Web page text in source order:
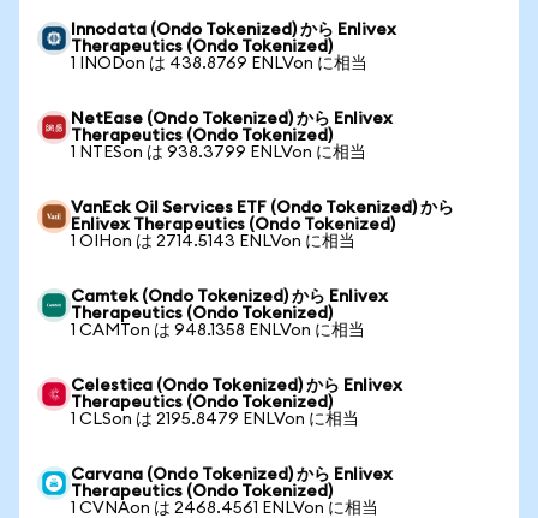
Innodata (Ondo Tokenized) から Enlivex
Therapeutics (Ondo Tokenized)
1 INODon は 438.8769 ENLVon に相当
NetEase (Ondo Tokenized) から Enlivex
Therapeutics (Ondo Tokenized)
1 NTESon は 938.3799 ENLVon に相当
VanEck Oil Services ETF (Ondo Tokenized) から
Enlivex Therapeutics (Ondo Tokenized)
1 OIHon は 2714.5143 ENLVon に相当
Camtek (Ondo Tokenized) から Enlivex
Therapeutics (Ondo Tokenized)
1 CAMTon は 948.1358 ENLVon に相当
Celestica (Ondo Tokenized) から Enlivex
Therapeutics (Ondo Tokenized)
1 CLSon は 2195.8479 ENLVon に相当
Carvana (Ondo Tokenized) から Enlivex
Therapeutics (Ondo Tokenized)
1 CVNAon は 2468.4561 ENLVon に相当